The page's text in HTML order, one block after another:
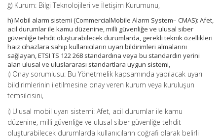
ğ) Kurum: Bilgi Teknolojileri ve İletişim Kurumunu,
h) Mobil alarm sistemi (CommercialMobile Alarm System– CMAS): Afet,
acil durumlar ile kamu düzenine, milli güvenliğe ve ulusal siber
güvenliğe tehdit oluşturabilecek durumlarda, gerekli teknik özellikleri
haiz cihazlara sahip kullanıcıların uyarı bildirimleri almalarını
sağlayan, ETSI TS 122 268 standardına veya bu standardın yerini
alan ulusal ve uluslararası standartlara uygun sistemi,
ı) Onay sorumlusu: Bu Yönetmelik kapsamında yapılacak uyarı
bildirimlerinin iletilmesine onay veren kurum veya kuruluşun
temsilcisini,
i) Ulusal mobil uyarı sistemi: Afet, acil durumlar ile kamu
düzenine, milli güvenliğe ve ulusal siber güvenliğe tehdit
oluşturabilecek durumlarda kullanıcıların coğrafi olarak belirli